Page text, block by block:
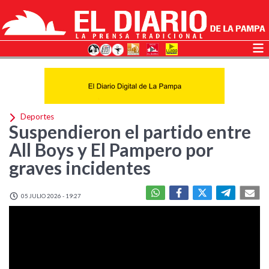
Deportes
Suspendieron el partido entre
All Boys y El Pampero por
graves incidentes
05 JULIO 2026 - 19:27